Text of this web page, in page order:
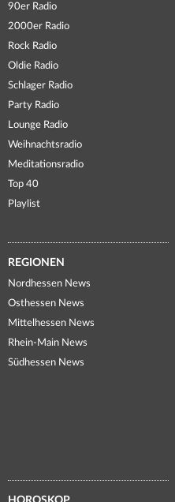
90er Radio
2000er Radio
Rock Radio
Oldie Radio
Schlager Radio
Party Radio
Lounge Radio
Weihnachtsradio
Meditationsradio
Top 40
Playlist
REGIONEN
Nordhessen News
Osthessen News
Mittelhessen News
Rhein-Main News
Südhessen News